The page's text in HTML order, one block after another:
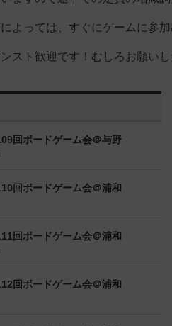
よっては、すぐにゲームに参
スト歓迎です！むしろお願いし
回ボードゲーム会＠与野
回ボードゲーム会＠浦和
回ボードゲーム会＠浦和
回ボードゲーム会＠浦和